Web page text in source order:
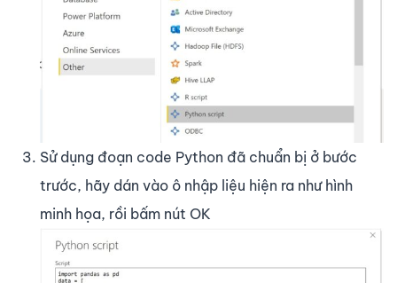
Sử dụng đoạn code Python đã chuẩn bị ở bước
trước, hãy dán vào ô nhập liệu hiện ra như hình
minh họa, rồi bấm nút OK